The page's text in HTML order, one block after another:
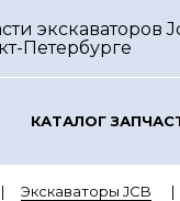
экскаваторов
Петербурге
КАТАЛОГ
Экскаваторы JCB